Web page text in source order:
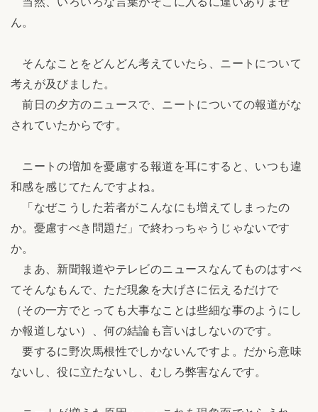
ん。
そんなことをどんどん考えていたら、ニートについて
考えが及びました。
前日の夕方のニュースで、ニートについての報道がな
されていたからです。
ニートの増加を憂慮する報道を耳にすると、いつも違
和感を感じてたんですよね。
「なぜこうした若者がこんなにも増えてしまったの
か。憂慮すべき問題だ」で終わっちゃうじゃないです
か。
まあ、新聞報道やテレビのニュースなんてものはすべ
てそんなもんで、ただ現象を大げさに伝えるだけで
（その一方でとっても大事なことは些細な事のようにし
か報道しない）、何の結論も言いはしないのです。
要するに野次馬根性でしかないんですよ。だから意味
ないし、役に立たないし、むしろ弊害なんです。